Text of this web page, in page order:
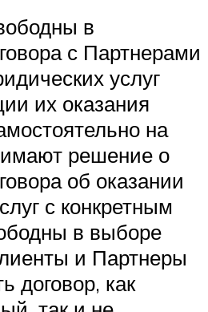
в
с Партнерами
услуг
их оказания
на
решение о
об оказании
с конкретным
в выборе
и Партнеры
договор, как